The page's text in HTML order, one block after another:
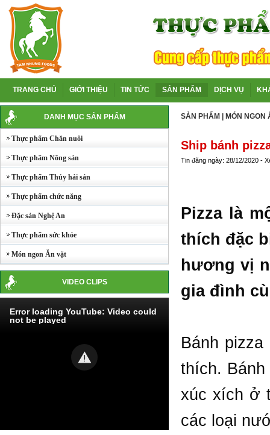
TRANG CHỦ GIỚI THIỆU TIN TỨC SẢN PHẨM DỊCH VỤ
DANH MỤC SẢN PHẨM
Thực phẩm Chăn nuôi
Thực phẩm Nông sản
Thực phẩm Thủy hải sản
Thực phẩm chức năng
Đặc sản Nghệ An
Thực phẩm sức khỏe
Món ngon Ăn vặt
VIDEO CLIPS
Error loading YouTube: Video could
not be played
SẢN PHẨM MÓN NGON
Ship bánh
Tin đăng ngày: 28/12/2020 -
Pizza là
thích đặc
hương vị
gia đình
Bánh
thích.
xúc xích ở
các loại